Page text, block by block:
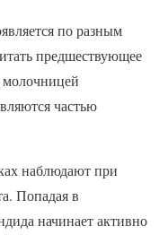
по разным
предшествующее
молочницей
частью
наблюдают при
Попадая в
начинает активно